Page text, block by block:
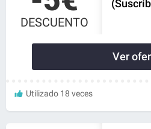
DESCUENTO
Ver
Utilizado 18 veces